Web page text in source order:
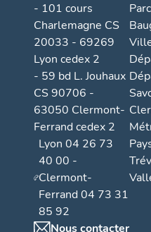
- 101 cours
Charlemagne CS
20033 - 69269
Lyon cedex 2
- 59 bd L. Jouhaux
CS 90706 -
63050 Clermont-
Ferrand cedex 2
Lyon 04 26 73
40 00 -
Clermont-
Ferrand 04 73 31
85 92
Nous contacter